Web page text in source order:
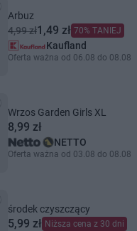
Arbuz
4,99 zł1,49 zł 70% TANIEJ
Kaufland
Oferta ważna od 06.08 do 08.08
Wrzos Garden Girls XL
8,99 zł
NETTO
Oferta ważna od 03.08 do 08.08
środek czyszczący
5,99 zł Niższa cena z 30 dni